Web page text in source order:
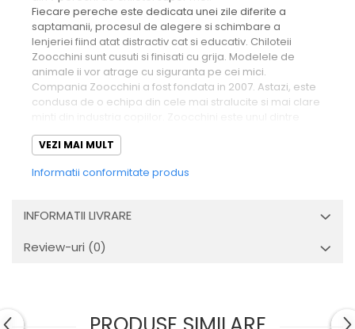
Fiecare pereche este dedicata unei zile diferite a
saptamanii, procesul de alegere si schimbare a
lenjeriei fiind atat distractiv cat si educativ. Chiloteii
Zoocchini sunt cusuti si finisati cu grija. Modelele de
animale ii vor atrage cu siguranta pe cei mici.
Compania Zoocchini a fost fondata in 2007. Astazi, este
condusa de o echipa din cele mai stralucite si mai clare
cele mai recunoscute branduri de tip boutique din SUA
si Canada.
copiilor! Produsele noastre se disting prin dragostea
noastra fata de animale, natura si culoare. Construim un
semnal pozitiv ca toata lumea si totul este frumos ... si
VEZI MAI MULT
Informatii conformitate produs
INFORMATII LIVRARE
Review-uri (0)